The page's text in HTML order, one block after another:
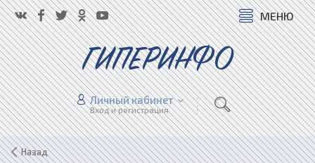
МЕНЮ
ГИПЕРИНФО
Личный кабинет
Вход и регистрация
Назад